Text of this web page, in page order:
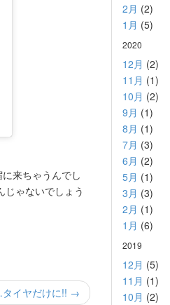
来ちゃうんでし
じゃないでしょう
イヤだけに!! →
2月 (2)
1月 (5)
2020
12月 (2)
11月 (1)
10月 (2)
9月 (1)
8月 (1)
7月 (3)
6月 (2)
5月 (1)
3月 (3)
2月 (1)
1月 (6)
2019
12月 (5)
11月 (1)
10月 (2)